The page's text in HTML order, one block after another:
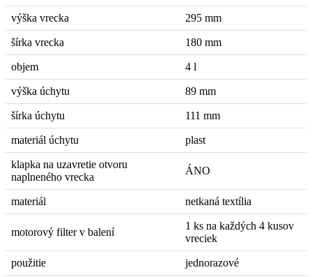
výška vrecka 295 mm
šírka vrecka 180 mm
objem 4 l
výška úchytu 89 mm
šírka úchytu 111 mm
materiál úchytu plast
klapka na uzavretie otvoru
naplneného vrecka
ÁNO
materiál netkaná textília
motorový filter v balení
1 ks na každých 4 kusov
vreciek
použitie jednorazové